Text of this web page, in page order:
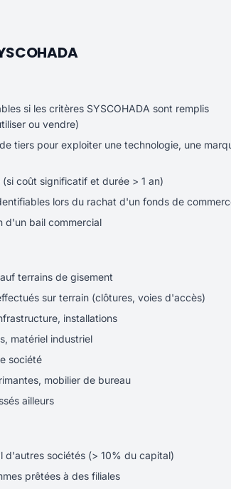
si les critères SYSCOHADA sont remplis
ou vendre)
tiers pour exploiter une technologie, une
coût significatif et durée > 1 an)
lors du rachat d'un fonds de
d'un bail commercial
terrains de gisement
sur terrain (clôtures, voies d'accès)
installations
matériel industriel
société
mobilier de bureau
ailleurs
sociétés (> 10% du capital)
prêtées à des filiales